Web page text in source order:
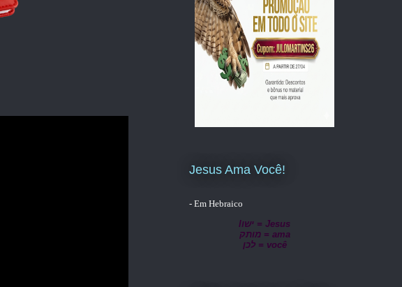
Jesus Ama Você!
- Em Hebraico
lישו = Jesus
מותק = ama
לכן = você